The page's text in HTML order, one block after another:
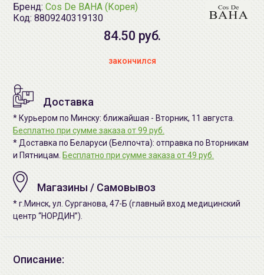
Бренд: Cos De BAHA (Корея)
Код: 8809240319130
84.50 руб.
закончился
Доставка
* Курьером по Минску: ближайшая - Вторник, 11 августа.
Бесплатно при сумме заказа от 99 руб.
* Доставка по Беларуси (Белпочта): отправка по Вторникам
и Пятницам. Бесплатно при сумме заказа от 49 руб.
Магазины / Самовывоз
* г.Минск, ул. Сурганова, 47-Б (главный вход медицинский
центр “НОРДИН”).
Описание: